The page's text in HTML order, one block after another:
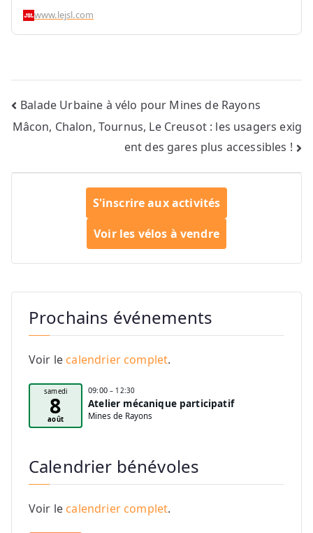
www.lejsl.com
Navigation
de
l’article
Balade Urbaine à vélo pour Mines de Rayons
Mâcon, Chalon, Tournus, Le Creusot : les usagers exig
ent des gares plus accessibles !
S'inscrire aux activités
Voir les vélos à vendre
Prochains événements
Voir le calendrier complet.
samedi
8
août
09:00 – 12:30
Atelier mécanique participatif
Mines de Rayons
Calendrier bénévoles
Voir le calendrier complet.